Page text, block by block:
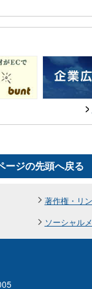
ージの先頭へ戻る
著作権・リ
ソーシャル